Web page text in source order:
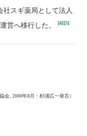
社スギ薬局として法人
営へ移行した。
[4][5]
会, 2000年8月・杉浦広一発言）